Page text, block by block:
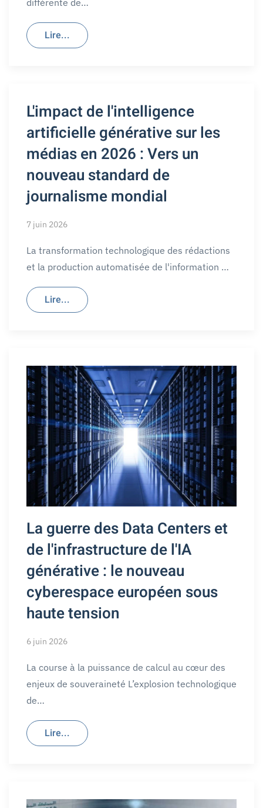
Lire...
L'impact de l'intelligence
artificielle générative sur les
médias en 2026 : Vers un
nouveau standard de
journalisme mondial
7 juin 2026
La transformation technologique des rédactions
et la production automatisée de l'information …
Lire...
La guerre des Data Centers et
de l'infrastructure de l'IA
générative : le nouveau
cyberespace européen sous
haute tension
6 juin 2026
La course à la puissance de calcul au cœur des
enjeux de souveraineté L’explosion technologique
de…
Lire...